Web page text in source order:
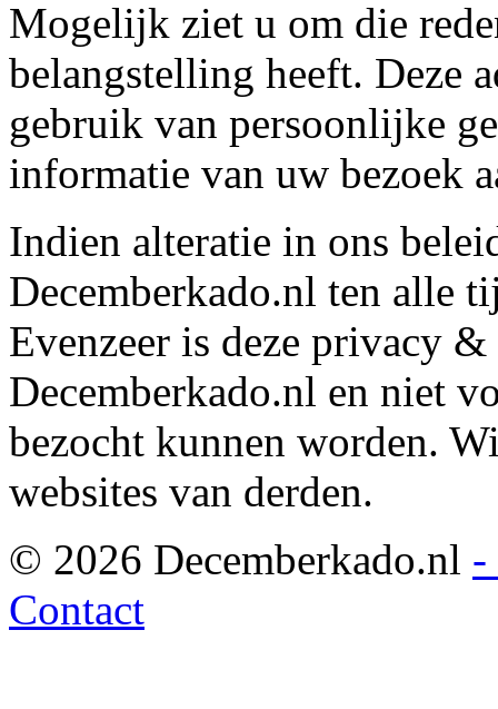
Mogelijk ziet u om die
belangstelling heeft. Deze
gebruik van persoonlijke
informatie van uw bezoek
Indien alteratie in ons
Decemberkado.nl ten alle
Evenzeer is deze privacy
Decemberkado.nl en niet
bezocht kunnen worden.
websites van derden.
© 2026 Decemberkado.nl -
Contact